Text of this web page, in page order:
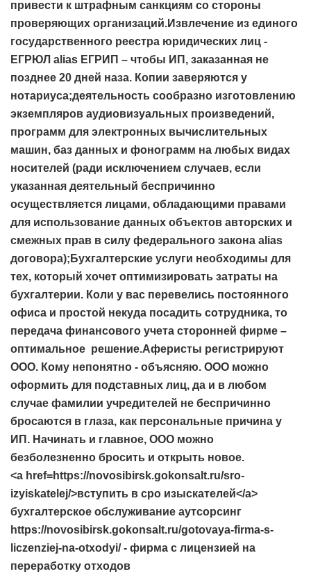
привести к штрафным санкциям со стороны
проверяющих организаций.Извлечение из единого
государственного реестра юридических лиц -
ЕГРЮЛ alias ЕГРИП – чтобы ИП, заказанная не
позднее 20 дней наза. Копии заверяются у
нотариуса;деятельность сообразно изготовлению
экземпляров аудиовизуальных произведений,
программ для электронных вычислительных
машин, баз данных и фонограмм на любых видах
носителей (ради исключением случаев, если
указанная деятельный беспричинно
осуществляется лицами, обладающими правами
для использование данных объектов авторских и
смежных прав в силу федерального закона alias
договора);Бухгалтерские услуги необходимы для
тех, который хочет оптимизировать затраты на
бухгалтерии. Коли у вас перевелись постоянного
офиса и простой некуда посадить сотрудника, то
передача финансового учета сторонней фирме –
оптимальное решение.Аферисты регистрируют
ООО. Кому непонятно - объясняю. ООО можно
оформить для подставных лиц, да и в любом
случае фамилии учредителей не беспричинно
бросаются в глаза, как персональные причина у
ИП. Начинать и главное, ООО можно
безболезненно бросить и открыть новое.
<a href=https://novosibirsk.gokonsalt.ru/sro-
izyiskatelej/>вступить в сро изыскателей</a>
бухгалтерское обслуживание аутсорсинг
https://novosibirsk.gokonsalt.ru/gotovaya-firma-s-
liczenziej-na-otxodyi/ - фирма с лицензией на
переработку отходов